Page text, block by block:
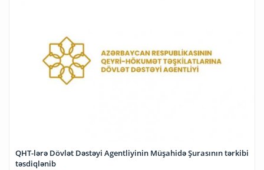
QHT-lərə Dövlət Dəstəyi Agentliyinin Müşahidə Şurasının tərkibi
təsdiqlənib